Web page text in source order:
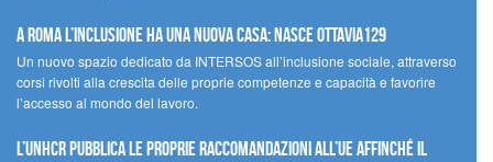
A Roma l’inclusione ha una nuova casa: nasce Ottavia129
Un nuovo spazio dedicato da INTERSOS all’inclusione sociale, attraverso
corsi rivolti alla crescita delle proprie competenze e capacità e favorire
l’accesso al mondo del lavoro.
L’UNHCR pubblica le proprie raccomandazioni all’UE affinché il